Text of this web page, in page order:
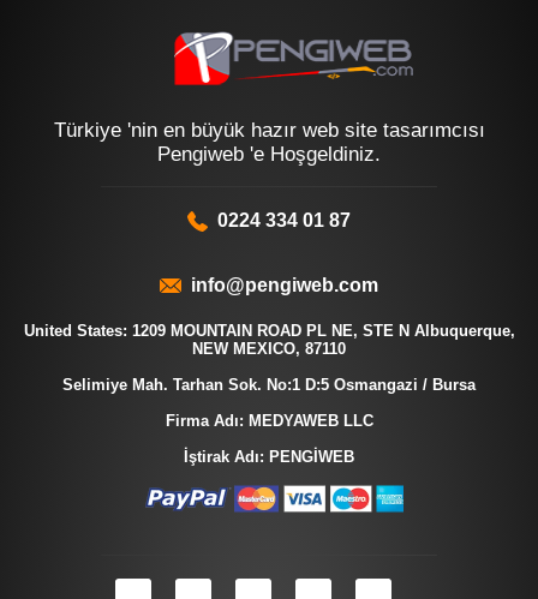
Türkiye 'nin en büyük hazır web site tasarımcısı
Pengiweb 'e Hoşgeldiniz.
0224 334 01 87
info@pengiweb.com
United States: 1209 MOUNTAIN ROAD PL NE, STE N Albuquerque,
NEW MEXICO, 87110
Selimiye Mah. Tarhan Sok. No:1 D:5 Osmangazi / Bursa
Firma Adı: MEDYAWEB LLC
İştirak Adı: PENGİWEB